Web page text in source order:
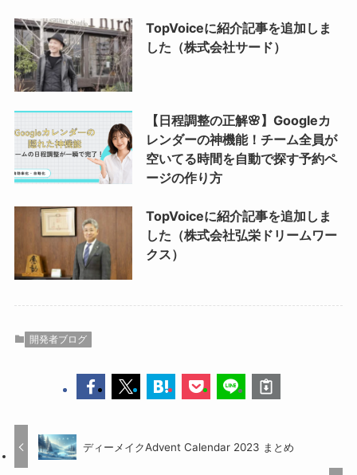
TopVoiceに紹介記事を追加しま
した（株式会社サード）
【日程調整の正解🌸】Googleカ
レンダーの神機能！チーム全員が
空いてる時間を自動で探す予約ペ
ージの作り方
TopVoiceに紹介記事を追加しま
した（株式会社弘栄ドリームワー
クス）
開発者ブログ
ディーメイクAdvent Calendar 2023 まとめ